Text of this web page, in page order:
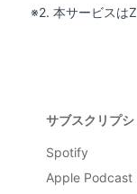
※2. 本サービスは
サブスクリプ
Spotify
Apple Podcast